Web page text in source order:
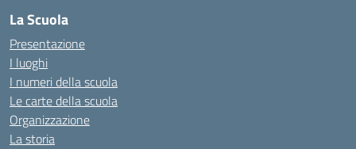
La Scuola
Presentazione
I luoghi
I numeri della scuola
Le carte della scuola
Organizzazione
La storia